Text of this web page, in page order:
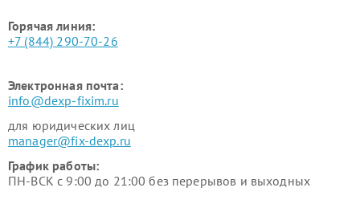
Горячая линия:
+7 (844) 290-70-26
Электронная почта:
info@dexp-fixim.ru
для юридических лиц
manager@fix-dexp.ru
График работы:
ПН-ВСК с 9:00 до 21:00 без перерывов и выходных